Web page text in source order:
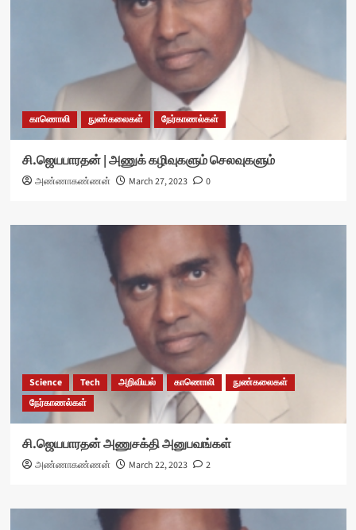
காணொலி நுண்கலைகள் நேர்காணல்கள்
சி.ஜெயபாரதன் | அணுக் கழிவுகளும் செலவுகளும்
அண்ணாகண்ணன் March 27, 2023 0
Science Tech அறிவியல் காணொலி
நுண்கலைகள்
நேர்காணல்கள்
சி.ஜெயபாரதன் அணுசக்தி அனுபவங்கள்
அண்ணாகண்ணன் March 22, 2023 2